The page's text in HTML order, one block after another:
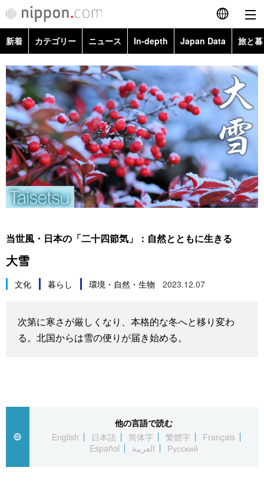
English
简体字
繁體字
Français
Español
العربية
カテゴリー
政治・外交
経済・ビジネス
社会
文化
科学・技術
ニュース
トップ
In-depth
旅と暮らし
動画/Live
Books
新着 カテゴリー ニュース In-depth Japan Data 旅と
政治・外交
経済・ビジネス
国際・海外
社会
文化
スポーツ・東京2020
Topics
Images
People
東京
お知らせ
当世風・日本の「二十四節気」：自然とともに生きる
大雪
文化 暮らし 環境・自然・生物 2023.12.07
次第に寒さが厳しくなり、本格的な冬へと移り変わ
る。北国からは雪の便りが届き始める。
他の言語で読む
English
日本語 简体字 繁體字
Français
Español
العربية Русский